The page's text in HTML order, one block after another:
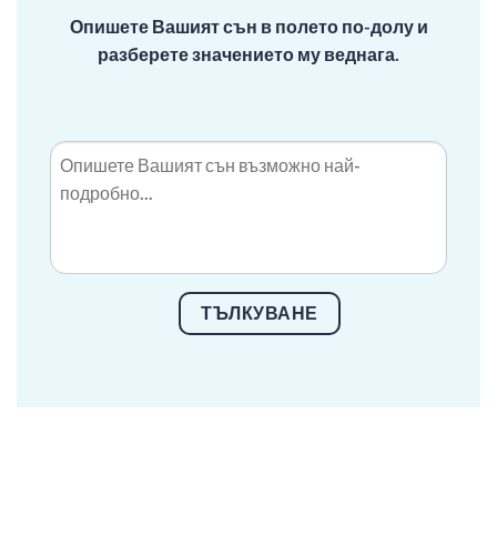
Опишете Вашият сън в полето по-долу и
разберете значението му веднага.
ТЪЛКУВАНЕ